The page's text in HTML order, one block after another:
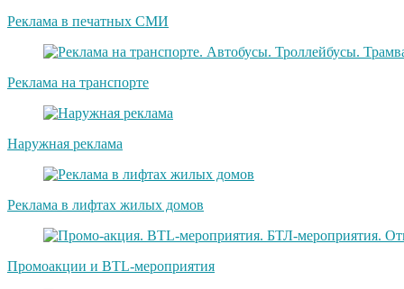
Реклама в печатных СМИ
Реклама на транспорте
Наружная реклама
Реклама в лифтах жилых домов
Промоакции и BTL-мероприятия